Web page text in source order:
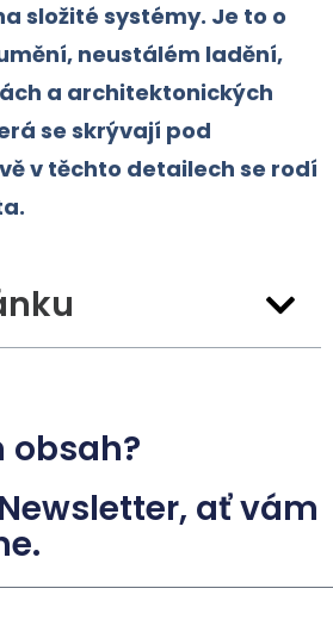
složité systémy. Je to o
neustálém ladění,
a architektonických
se skrývají pod
v těchto detailech se rodí
obsah?
ať vám